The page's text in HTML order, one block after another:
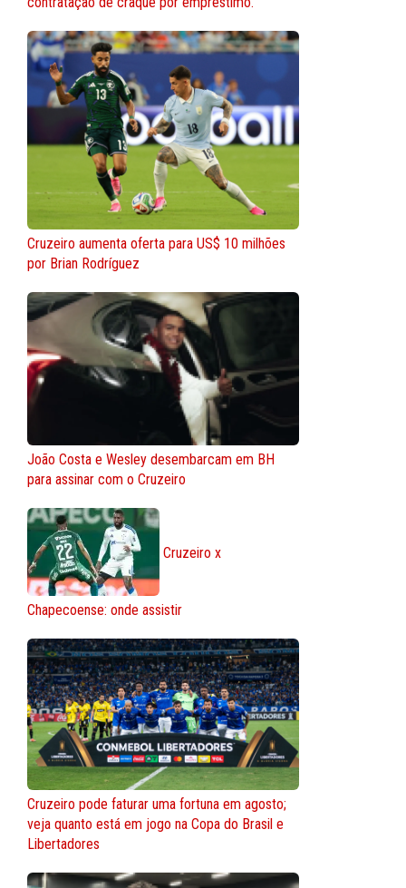
Cruzeiro aumenta oferta para US$ 10 milhões
por Brian Rodríguez
João Costa e Wesley desembarcam em BH
para assinar com o Cruzeiro
Cruzeiro x
Chapecoense: onde assistir
Cruzeiro pode faturar uma fortuna em agosto;
veja quanto está em jogo na Copa do Brasil e
Libertadores